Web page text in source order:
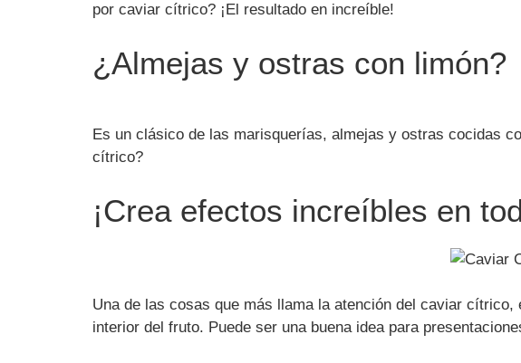
por caviar cítrico? ¡El resultado en increíble!
¿Almejas y ostras con limón?
Es un clásico de las marisquerías, almejas y ostras cocidas
cítrico?
¡Crea efectos increíbles en
Una de las cosas que más llama la atención del caviar
interior del fruto. Puede ser una buena idea para